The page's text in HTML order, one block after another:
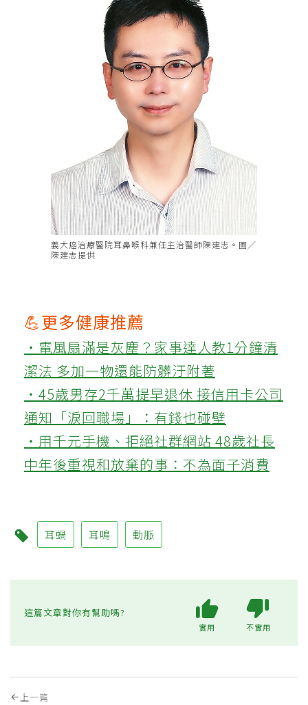
義大癌治療醫院耳鼻喉科兼任主治醫師陳建志。圖／
陳建志提供
💪更多健康推薦
‧電風扇滿是灰塵？家事達人教1分鐘清
潔法 多加一物還能防髒汙附著
‧45歲男存2千萬提早退休 接信用卡公司
通知「淚回職場」：有錢也碰壁
‧用千元手機、拒絕社群網站 48歲社長
中年後重視和放棄的事：不為面子消費
耳蝸 耳鳴 動脈
這篇文章對你有幫助嗎?
實用 不實用
上一篇